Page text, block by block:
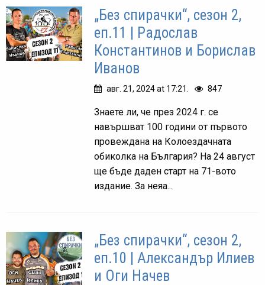
„Без спирачки“, сезон 2,
еп.11 | Радослав
Константинов и Борислав
Иванов
авг. 21, 2024 at 17:21. 847
Знаете ли, че през 2024 г. се
навършват 100 години от първото
провеждана на Колоездачната
обиколка на България? На 24 август
ще бъде даден старт на 71-вото
издание. За неяа...
„Без спирачки“, сезон 2,
еп.10 | Александър Илиев
и Оги Начев